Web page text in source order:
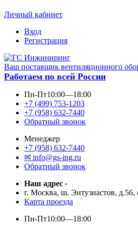
Личный кабинет
Вход
Регистрация
Ваш поставщик вентиляционного
Работаем по всей России
Пн-Пт10:00—18:00
+7 (499) 753-1203
+7 (958) 632-7440
Обратный звонок
Менеджер
+7 (958) 632-7440
✉ info@gs-ing.ru
Обратный звонок
Наш адрес -
г. Москва, ш. Энтузиастов, д.56,
Карта проезда
Пн-Пт10:00—18:00